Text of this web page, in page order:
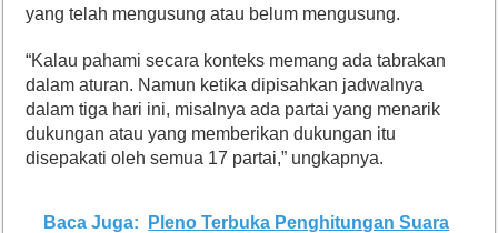
yang telah mengusung atau belum mengusung.
“Kalau pahami secara konteks memang ada tabrakan
dalam aturan. Namun ketika dipisahkan jadwalnya
dalam tiga hari ini, misalnya ada partai yang menarik
dukungan atau yang memberikan dukungan itu
disepakati oleh semua 17 partai,” ungkapnya.
Baca Juga:
Pleno Terbuka Penghitungan Suara